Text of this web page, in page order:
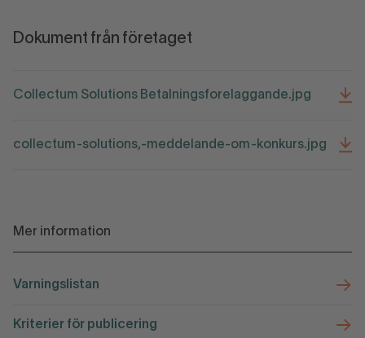
Dokument från företaget
Collectum Solutions Betalningsforelaggande.jpg
collectum-solutions,-meddelande-om-konkurs.jpg
Mer information
Varningslistan
Kriterier för publicering